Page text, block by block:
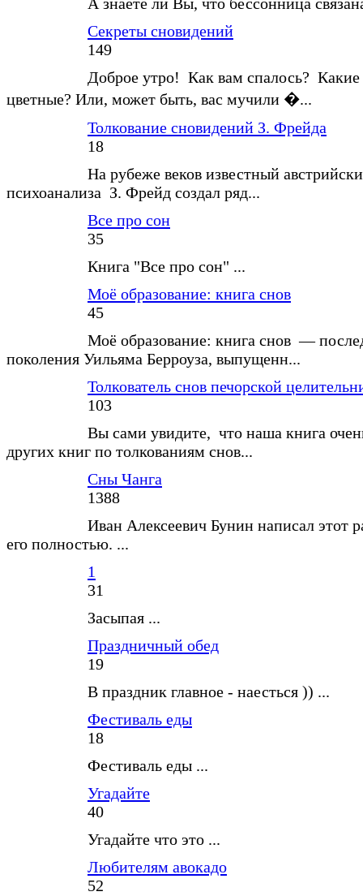
Секреты сновидений
149
Доброе утро! Как вам спалось?
цветные? Или, может быть, вас мучили �...
Толкование сновидений З. Фрейда
18
На рубеже веков известный
психоанализа З. Фрейд создал ряд...
Все про сон
35
Книга "Все про сон" ...
Моё образование: книга снов
45
Моё образование: книга снов —
поколения Уильяма Берроуза, выпущенн...
Толкователь снов печорской
103
Вы сами увидите, что наша книга
других книг по толкованиям снов...
Сны Чанга
1388
Иван Алексеевич Бунин написал этот
его полностью. ...
1
31
Засыпая ...
Праздничный обед
19
В праздник главное - наесться )) ...
Фестиваль еды
18
Фестиваль еды ...
Угадайте
40
Угадайте что это ...
Любителям авокадо
52